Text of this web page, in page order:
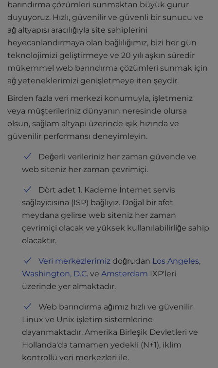
barındırma çözümleri sunmaktan büyük gurur
duyuyoruz. Hızlı, güvenilir ve güvenli bir sunucu ve
ağ altyapısı aracılığıyla site sahiplerini
heyecanlandırmaya olan bağlılığımız, bizi her gün
teknolojimizi geliştirmeye ve 20 yılı aşkın süredir
mükemmel web barındırma çözümleri sunmak için
ağ yeteneklerimizi genişletmeye iten şeydir.
Birden fazla veri merkezi konumuyla, işletmeniz
veya müşterileriniz dünyanın neresinde olursa
olsun, sağlam altyapı üzerinde ışık hızında ve
güvenilir performansı deneyimleyin.
Değerli verileriniz her zaman güvende ve
web siteniz her zaman çevrimiçi.
Dört adet 1. Kademe İnternet servis
sağlayıcısına (ISP) bağlıyız. Doğal bir afet
meydana gelirse web siteniz her zaman
çevrimiçi olacak ve yüksek kullanılabilirliğe sahip
olacaktır.
Veri merkezlerimiz doğrudan Los Angeles,
Washington, D.C. ve Amsterdam IXP'leri
üzerinde yer almaktadır.
Web barındırma ağımız hızlı ve güvenilir
Linux ve Unix işletim sistemlerine
dayanmaktadır. Amerika Birleşik Devletleri ve
Hollanda'da tamamen yedekli (N+1), iklim
kontrollü veri merkezleri ile.